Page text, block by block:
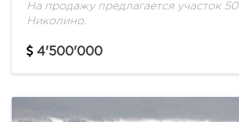
На продажу предлагается участок
Николино.
4'500'000